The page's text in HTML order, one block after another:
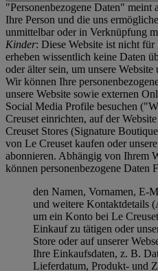
"Personenbezogene Daten"
Ihre Person und die uns
unmittelbar oder in Verknüpfung
Kinder: Diese Website ist nicht
erheben wissentlich keine Daten
oder älter sein, um unsere
Wir können Ihre
unsere Website sowie externen
Social Media Profile besuchen ("
Creuset einrichten, auf der
Creuset Stores (Signature
von Le Creuset kaufen oder
abonnieren. Abhängig von Ihrem
können personenbezogene Daten
den Namen, Vornamen, E-
und weitere Kontaktdetails
um ein Konto bei Le
Einkauf zu tätigen oder
Store oder auf unserer
Ihre Einkaufsdaten, z. B.
Lieferdatum, Produkt- und